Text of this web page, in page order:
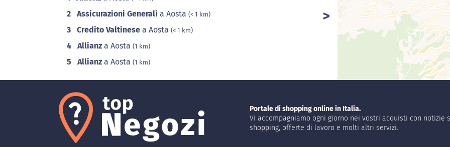
2 Assicurazioni Generali a Aosta (< 1 km)
3 Credito Valtinese a Aosta (< 1 km)
4 Allianz a Aosta (1 km)
5 Allianz a Aosta (1 km)
Portale di shopping online in Italia.
Vi accompagniamo ogni giorno nei vostri acquisti con notizie
shopping, offerte di lavoro e molti altri servizi.